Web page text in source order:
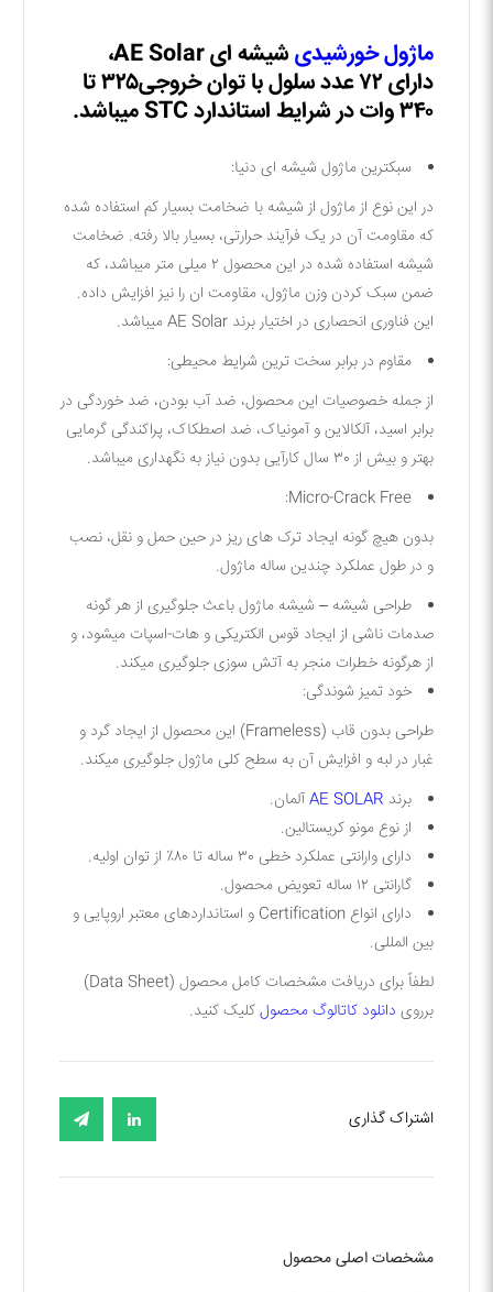
ماژولخورشیدیشیشه ای
AE Solar،
دارای ۷۲ عدد سلول با توان خروجی۳۲۵ تا
۳۴۰ وات در شرایط استاندارد
STC میباشد.
سبکترین ماژول شیشه ای دنیا:
در این نوع از ماژول از شیشه با ضخامت بسیار کم استفاده شده
که مقاومت آن در یک فرآیند حرارتی، بسیار بالا رفته. ضخامت
شیشه استفاده شده در این محصول ۲ میلی متر میباشد، که
ضمن سبک کردن وزن ماژول، مقاومت ان را نیز افزایش داده.
این فناوری انحصاری در اختیار برند AE Solar میباشد.
مقاوم در برابر سخت ترین شرایط محیطی:
از جمله خصوصیات این محصول، ضد آب بودن، ضد خوردگی در
برابر اسید، آلکالاین و آمونیاک، ضد اصطکاک، پراکندگی گرمایی
بهتر و بیش از ۳۰ سال کارآیی بدون نیاز به نگهداری میباشد.
Micro-Crack Free:
بدون هیچ گونه ایجاد ترک های ریز در حین حمل و نقل، نصب
و در طول عملکرد چندین ساله ماژول.
طراحی شیشه – شیشه ماژول باعث جلوگیری از هر گونه
صدمات ناشی از ایجاد قوس الکتریکی و هات-اسپات میشود، و
از هرگونه خطرات منجر به آتش سوزی جلوگیری میکند.
خود تمیز شوندگی:
طراحی بدون قاب (Frameless) این محصول از ایجاد گرد و
غبار در لبه و افزایش آن به سطح کلی ماژول جلوگیری میکند.
برند AE SOLARآلمان.
از نوع مونو کریستالین.
دارای وارانتی عملکرد خطی ۳۰ ساله تا ۸۰٪ از توان اولیه
.
گارانتی ۱۲ ساله تعویض محصول
.
دارای انواع Certification
و استانداردهای معتبر اروپایی و
بین المللی.
لطفاً برای دریافت مشخصات کامل محصول (Data Sheet)
برروی دانلود کاتالوگ محصولکلیک کنید.
اشتراک گذاری
مشخصات اصلی محصول